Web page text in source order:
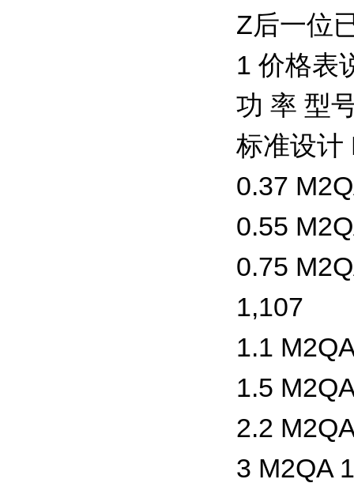
Z后一位
1 价格表
功 率 型
标准设计
0.37
0.55
0.75
1,107
1.1
1.5
2.2
3 M2QA